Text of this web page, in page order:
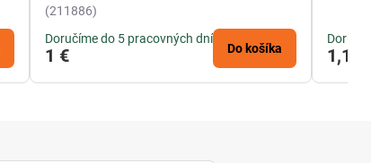
(211886)
Doručíme do 5 pracovných dní
1 € Do košíka 1,10